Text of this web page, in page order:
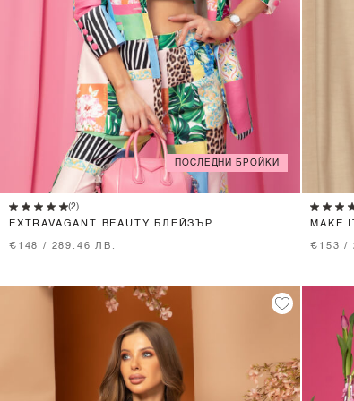
ПОСЛЕДНИ БРОЙКИ
XS S M L
(2)
EXTRAVAGANT BEAUTY БЛЕЙЗЪР
€148 / 289.46 ЛВ.
MAKE
€153 /